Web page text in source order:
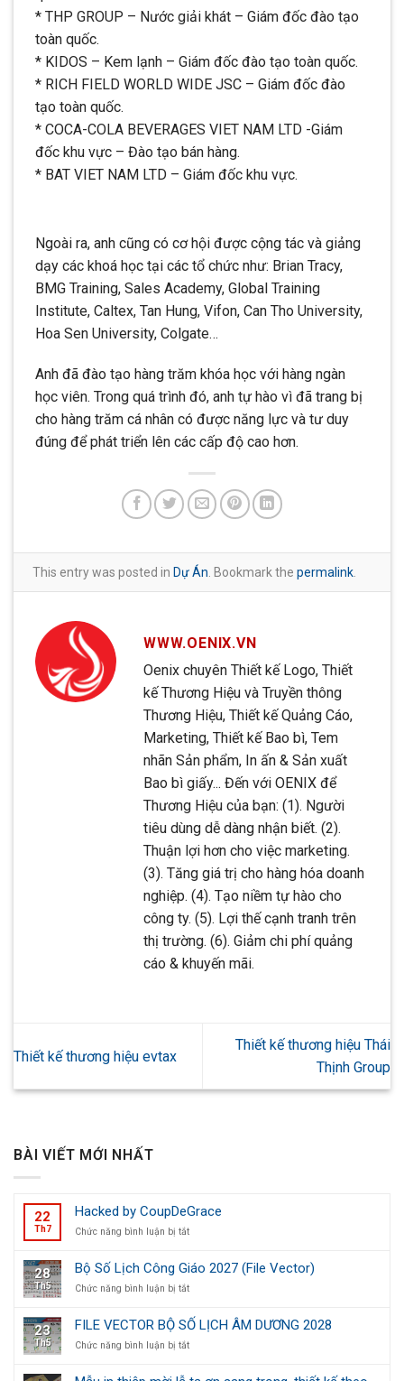
* THP GROUP – Nước giải khát – Giám đốc đào tạo
toàn quốc.
* KIDOS – Kem lạnh – Giám đốc đào tạo toàn quốc.
* RICH FIELD WORLD WIDE JSC – Giám đốc đào
tạo toàn quốc.
* COCA-COLA BEVERAGES VIET NAM LTD -Giám
đốc khu vực – Đào tạo bán hàng.
* BAT VIET NAM LTD – Giám đốc khu vực.
Ngoài ra, anh cũng có cơ hội được cộng tác và giảng
dạy các khoá học tại các tổ chức như: Brian Tracy,
BMG Training, Sales Academy, Global Training
Institute, Caltex, Tan Hung, Vifon, Can Tho University,
Hoa Sen University, Colgate…
Anh đã đào tạo hàng trăm khóa học với hàng ngàn
học viên. Trong quá trình đó, anh tự hào vì đã trang bị
cho hàng trăm cá nhân có được năng lực và tư duy
đúng để phát triển lên các cấp độ cao hơn.
This entry was posted in Dự Án. Bookmark the permalink.
WWW.OENIX.VN
Oenix chuyên Thiết kế Logo, Thiết
kế Thương Hiệu và Truyền thông
Thương Hiệu, Thiết kế Quảng Cáo,
Marketing, Thiết kế Bao bì, Tem
nhãn Sản phẩm, In ấn & Sản xuất
Bao bì giấy... Đến với OENIX để
Thương Hiệu của bạn: (1). Người
tiêu dùng dễ dàng nhận biết. (2).
Thuận lợi hơn cho việc marketing.
(3). Tăng giá trị cho hàng hóa doanh
nghiệp. (4). Tạo niềm tự hào cho
công ty. (5). Lợi thế cạnh tranh trên
thị trường. (6). Giảm chi phí quảng
cáo & khuyến mãi.
Thiết kế thương hiệu evtax
Thiết kế thương hiệu Thái
Thịnh Group
BÀI VIẾT MỚI NHẤT
22
Th7
Hacked by CoupDeGrace
Chức năng bình luận bị tắtở
CoupDeGrace
28
Th5
Bộ Số Lịch Công Giáo 2027 (File Vector)
Chức năng bình luận bị tắtở
Số
Lịch
Công
23
Th5
FILE VECTOR BỘ SỐ LỊCH ÂM DƯƠNG 2028
Chức năng bình luận bị tắtở